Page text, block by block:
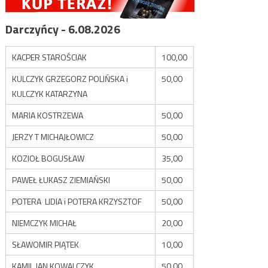
Darczyńcy - 6.08.2026
KACPER STAROŚCIAK
100,00
KULCZYK GRZEGORZ POLIŃSKA i
KULCZYK KATARZYNA
50,00
MARIA KOSTRZEWA
50,00
JERZY T MICHAJŁOWICZ
50,00
KOZIOŁ BOGUSŁAW
35,00
PAWEŁ ŁUKASZ ZIEMIAŃSKI
50,00
POTERA LIDIA i POTERA KRZYSZTOF
50,00
NIEMCZYK MICHAŁ
20,00
SŁAWOMIR PIĄTEK
10,00